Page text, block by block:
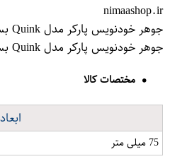
nimaashop.ir
جوهر خودنویس پارکر مدل Quink بسته 5 عددی
جوهر خودنویس پارکر مدل Quink بسته 5 عددی
مختصات کالا
ابعاد
75 میلی متر